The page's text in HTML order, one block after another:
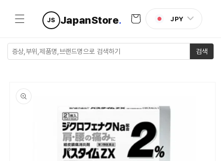
건너뛰기
JS JapanStore.
트
JPY
검색
로 건너뛰
기